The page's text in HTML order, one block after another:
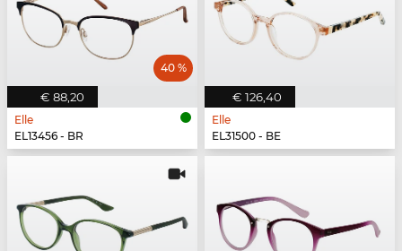
€ 88,20
40 %
Elle
EL13456 - BR
€ 126,40
Elle
EL31500 - BE